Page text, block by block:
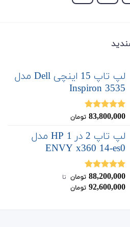
لپ تاپ 15 اینچی Dell مدل
Inspiron 3535
نمره5.00
83,800,000 تومان
لپ تاپ 2 در 1 HP مدل
ENVY x360 14-es0
نمره5.00
از 5
88,200,000 تومان ‌ تا ‌
92,600,000 تومان